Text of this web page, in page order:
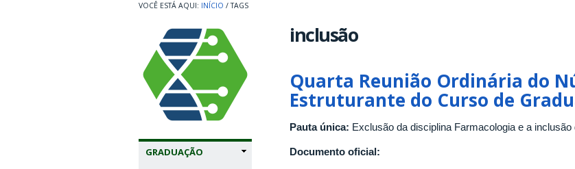
INÍCIO / TAGS
GRADUAÇÃO
inclusão
Quarta Reunião Ordinária do
Estruturante do Curso de
Pauta única: Exclusão da disciplina Farmacologia e a inclusão
Documento oficial: